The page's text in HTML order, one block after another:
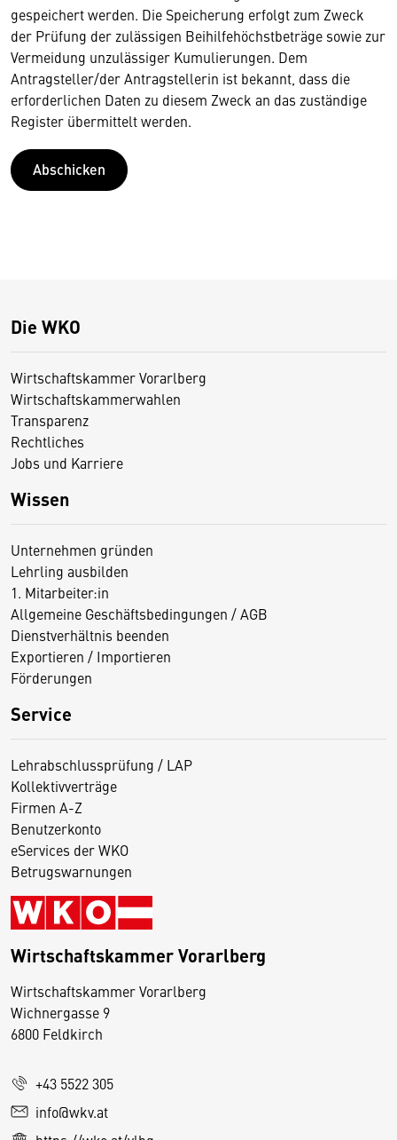
gespeichert werden. Die Speicherung erfolgt zum Zweck
der Prüfung der zulässigen Beihilfehöchstbeträge sowie zur
Vermeidung unzulässiger Kumulierungen. Dem
Antragsteller/der Antragstellerin ist bekannt, dass die
erforderlichen Daten zu diesem Zweck an das zuständige
Register übermittelt werden.
Abschicken
Die WKO
Wirtschaftskammer Vorarlberg
Wirtschaftskammerwahlen
Transparenz
Rechtliches
Jobs und Karriere
Wissen
Unternehmen gründen
Lehrling ausbilden
1. Mitarbeiter:in
Allgemeine Geschäftsbedingungen / AGB
Dienstverhältnis beenden
Exportieren / Importieren
Förderungen
Service
Lehrabschlussprüfung / LAP
Kollektivverträge
Firmen A-Z
Benutzerkonto
eServices der WKO
Betrugswarnungen
Wirtschaftskammer Vorarlberg
Wirtschaftskammer Vorarlberg
Wichnergasse 9
6800 Feldkirch
+43 5522 305
info@wkv.at
D
i
e
e
S
e